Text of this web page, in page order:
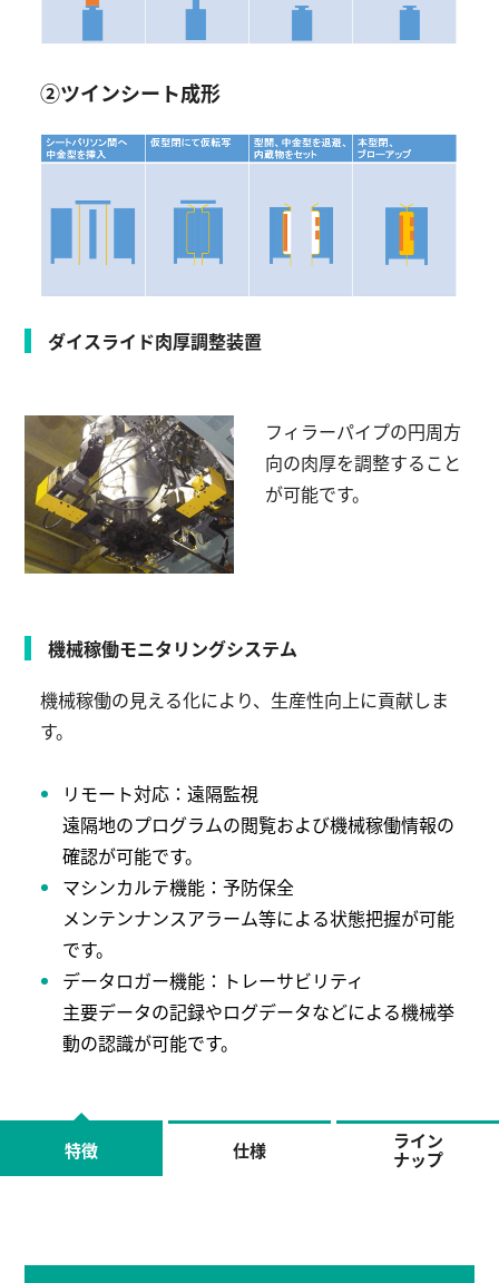
②ツインシート成形
ダイスライド肉厚調整装置
フィラーパイプの円周方
向の肉厚を調整すること
が可能です。
機械稼働モニタリングシステム
機械稼働の見える化により、生産性向上に貢献しま
す。
リモート対応：遠隔監視
遠隔地のプログラムの閲覧および機械稼働情報の
確認が可能です。
マシンカルテ機能：予防保全
メンテンナンスアラーム等による状態把握が可能
です。
データロガー機能：トレーサビリティ
主要データの記録やログデータなどによる機械挙
動の認識が可能です。
特徴 仕様
ライン
ナップ